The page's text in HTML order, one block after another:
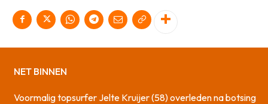
NET BINNEN
Voormalig topsurfer Jelte Kruijer (58) overleden na botsing